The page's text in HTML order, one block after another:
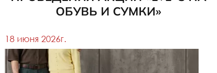
ОБУВЬ И СУМКИ»
18 июня 2026г.